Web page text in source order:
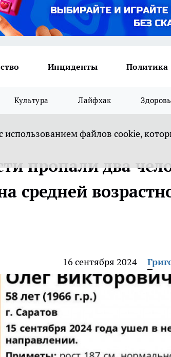
Инциденты Политика
Культура Лайфхак
использованием файлов cookie,
пропали два
средней
16 сентября 2024